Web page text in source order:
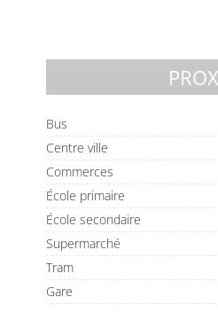
Bus
Centre ville
Commerces
École primaire
École secondaire
Supermarché
Tram
Gare